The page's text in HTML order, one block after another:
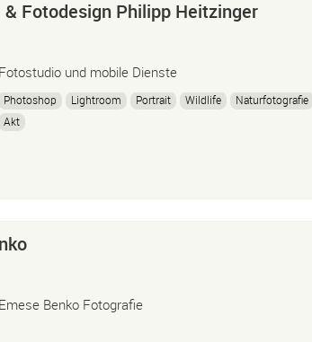
Fotodesign Philipp Heitzinger
Fotostudio und mobile Dienste
Photoshop Lightroom Portrait Wildlife Naturfotografie
Akt
Emese Benko Fotografie